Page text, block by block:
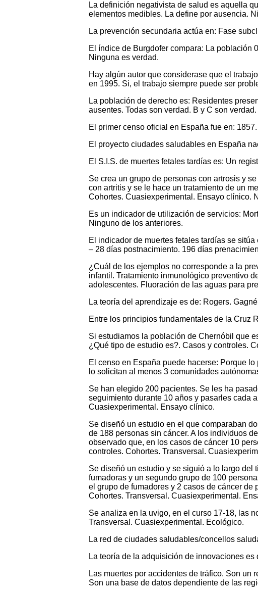
La definición negativista de salud es aquella
elementos medibles. La define por ausencia.
La prevención secundaria actúa en: Fase
El índice de Burgdofer compara: La población
Ninguna es verdad.
Hay algún autor que considerase que el
en 1995. Si, el trabajo siempre puede ser
La población de derecho es: Residentes
ausentes. Todas son verdad. B y C son verdad.
El primer censo oficial en España fue en:
El proyecto ciudades saludables en España
El S.I.S. de muertes fetales tardías es: Un
Se crea un grupo de personas con artrosis y
con artritis y se le hace un tratamiento de un
Cohortes. Cuasiexperimental. Ensayo clínico.
Es un indicador de utilización de servicios:
Ninguno de los anteriores.
El indicador de muertes fetales tardías se
– 28 días postnacimiento. 196 días
¿Cuál de los ejemplos no corresponde a la
infantil. Tratamiento inmunológico preventivo
adolescentes. Fluoración de las aguas para
La teoría del aprendizaje es de: Rogers.
Entre los principios fundamentales de la Cruz
Si estudiamos la población de Chernóbil que
¿Qué tipo de estudio es?. Casos y controles.
El censo en España puede hacerse: Porque
lo solicitan al menos 3 comunidades
Se han elegido 200 pacientes. Se les ha
seguimiento durante 10 años y pasarles cada
Cuasiexperimental. Ensayo clínico.
Se diseñó un estudio en el que comparaban
de 188 personas sin cáncer. A los individuos
observado que, en los casos de cáncer 10
controles. Cohortes. Transversal.
Se diseñó un estudio y se siguió a lo largo del
fumadoras y un segundo grupo de 100
el grupo de fumadores y 2 casos de cáncer
Cohortes. Transversal. Cuasiexperimental.
Se analiza en la uvigo, en el curso 17-18, las
Transversal. Cuasiexperimental. Ecológico.
La red de ciudades saludables/concellos
La teoría de la adquisición de innovaciones
Las muertes por accidentes de tráfico. Son un
Son una base de datos dependiente de las